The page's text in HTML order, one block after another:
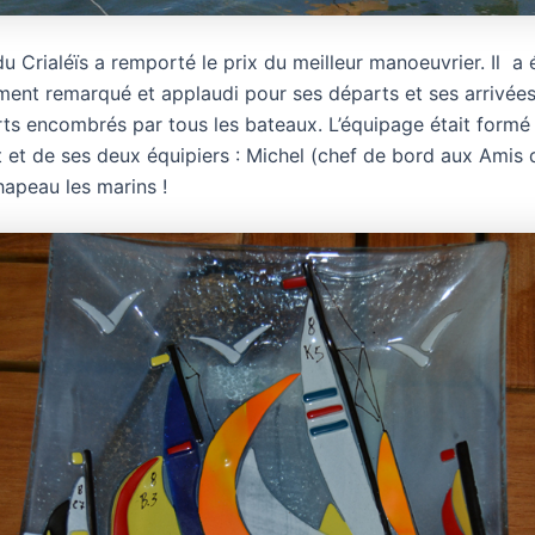
Crialéïs a remporté le prix du meilleur manoeuvrier. Il a
remarqué et applaudi pour ses départs et ses
encombrés par tous les bateaux. L’équipage était
de ses deux équipiers : Michel (chef de bord aux Amis
les marins !